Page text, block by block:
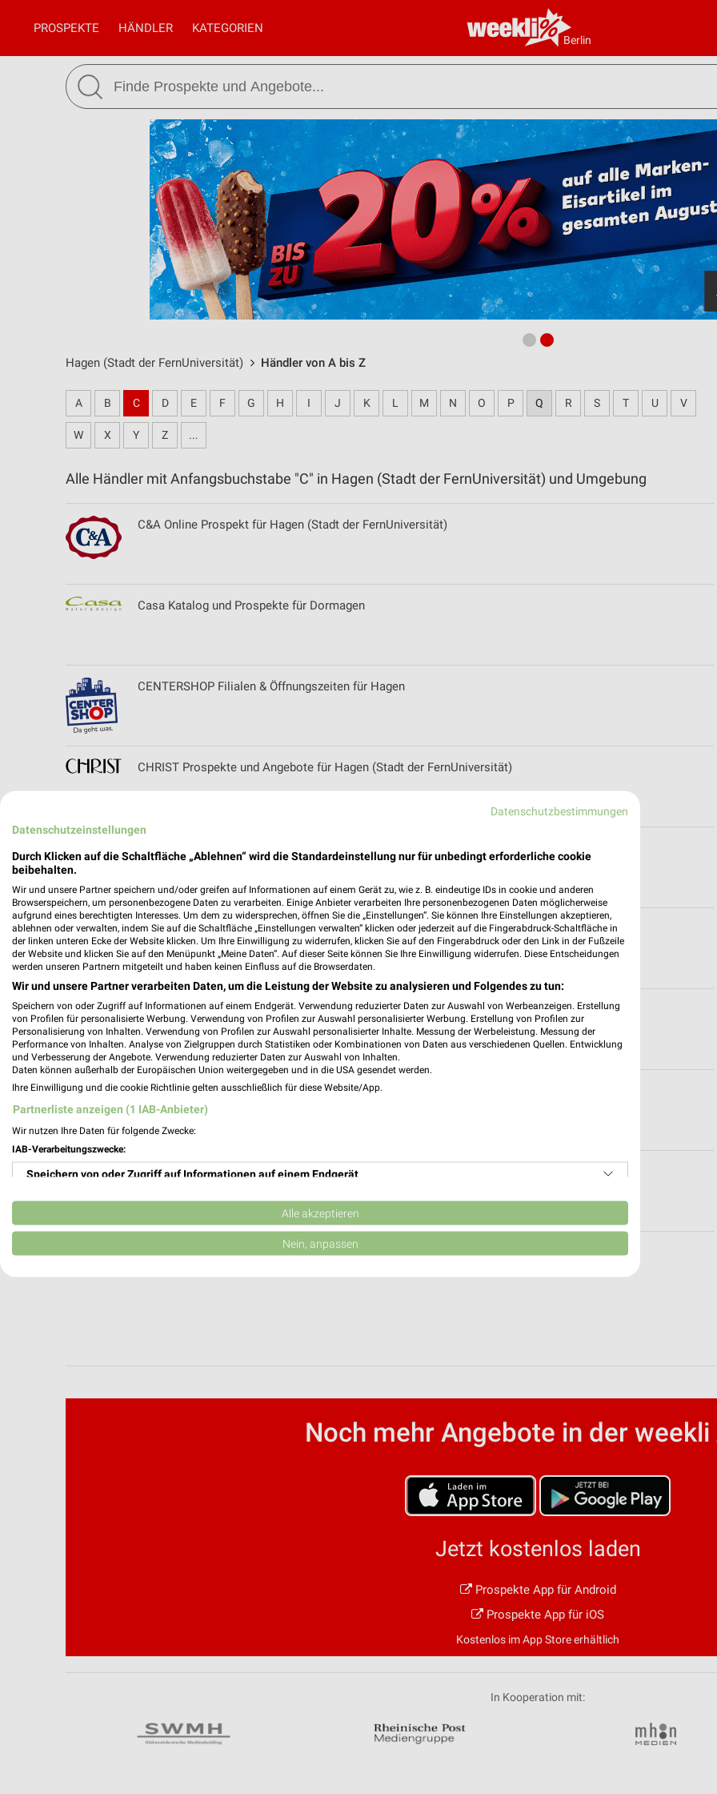
Berlin
PROSPEKTE HÄNDLER KATEGORIEN
Hagen (Stadt der FernUniversität) Händler von A bis Z
A B C D E F G H I J K L M N O P Q R S T U V
W X Y Z ...
Alle Händler mit Anfangsbuchstabe "C" in Hagen (Stadt der FernUniversität) und Umgebung
C&A Online Prospekt für Hagen (Stadt der FernUniversität)
Casa Katalog und Prospekte für Dormagen
CENTERSHOP Filialen & Öffnungszeiten für Hagen
CHRIST Prospekte und Angebote für Hagen (Stadt der FernUniversität)
cinque Online Prospekt für Oberhausen
Combi Prospekt der Woche für Bergheim
Conrad Angebote im aktuellen Prospekt für Hürth
Contra Kreis Theater Filialen & Öffnungszeiten für Bonn
cubiculum Filialen & Öffnungszeiten für Leverkusen
cyberport Angebote im aktuellen Prospekt für Dortmund
Noch mehr Angebote in der weekli
Jetzt kostenlos laden
Prospekte App für Android
Prospekte App für iOS
Kostenlos im App Store erhältlich
In Kooperation mit:
Datenschutzbestimmungen
Datenschutzeinstellungen
Durch Klicken auf die Schaltfläche „Ablehnen“ wird die Standardeinstellung nur für unbedingt erforderliche cookie
beibehalten.
Wir und unsere Partner speichern und/oder greifen auf Informationen auf einem Gerät zu, wie z. B. eindeutige IDs in cookie und anderen
Browserspeichern, um personenbezogene Daten zu verarbeiten. Einige Anbieter verarbeiten Ihre personenbezogenen Daten möglicherweise
aufgrund eines berechtigten Interesses. Um dem zu widersprechen, öffnen Sie die „Einstellungen“. Sie können Ihre Einstellungen akzeptieren,
ablehnen oder verwalten, indem Sie auf die Schaltfläche „Einstellungen verwalten“ klicken oder jederzeit auf die Fingerabdruck-Schaltfläche in
der linken unteren Ecke der Website klicken. Um Ihre Einwilligung zu widerrufen, klicken Sie auf den Fingerabdruck oder den Link in der Fußzeile
der Website und klicken Sie auf den Menüpunkt „Meine Daten“. Auf dieser Seite können Sie Ihre Einwilligung widerrufen. Diese Entscheidungen
werden unseren Partnern mitgeteilt und haben keinen Einfluss auf die Browserdaten.
Wir und unsere Partner verarbeiten Daten, um die Leistung der Website zu analysieren und Folgendes zu tun:
Speichern von oder Zugriff auf Informationen auf einem Endgerät. Verwendung reduzierter Daten zur Auswahl von Werbeanzeigen. Erstellung
von Profilen für personalisierte Werbung. Verwendung von Profilen zur Auswahl personalisierter Werbung. Erstellung von Profilen zur
Personalisierung von Inhalten. Verwendung von Profilen zur Auswahl personalisierter Inhalte. Messung der Werbeleistung. Messung der
Performance von Inhalten. Analyse von Zielgruppen durch Statistiken oder Kombinationen von Daten aus verschiedenen Quellen. Entwicklung
und Verbesserung der Angebote. Verwendung reduzierter Daten zur Auswahl von Inhalten.
Daten können außerhalb der Europäischen Union weitergegeben und in die USA gesendet werden.
Ihre Einwilligung und die cookie Richtlinie gelten ausschließlich für diese Website/App.
Partnerliste anzeigen (1 IAB-Anbieter)
Wir nutzen Ihre Daten für folgende Zwecke:
IAB-Verarbeitungszwecke:
Speichern von oder Zugriff auf Informationen auf einem Endgerät
Verwendung reduzierter Daten zur Auswahl von Werbeanzeigen
Erstellung von Profilen für personalisierte Werbung
Analyse von Zielgruppen durch Statistiken oder Kombinationen von Daten aus verschiedenen
Alle akzeptieren
Nein, anpassen